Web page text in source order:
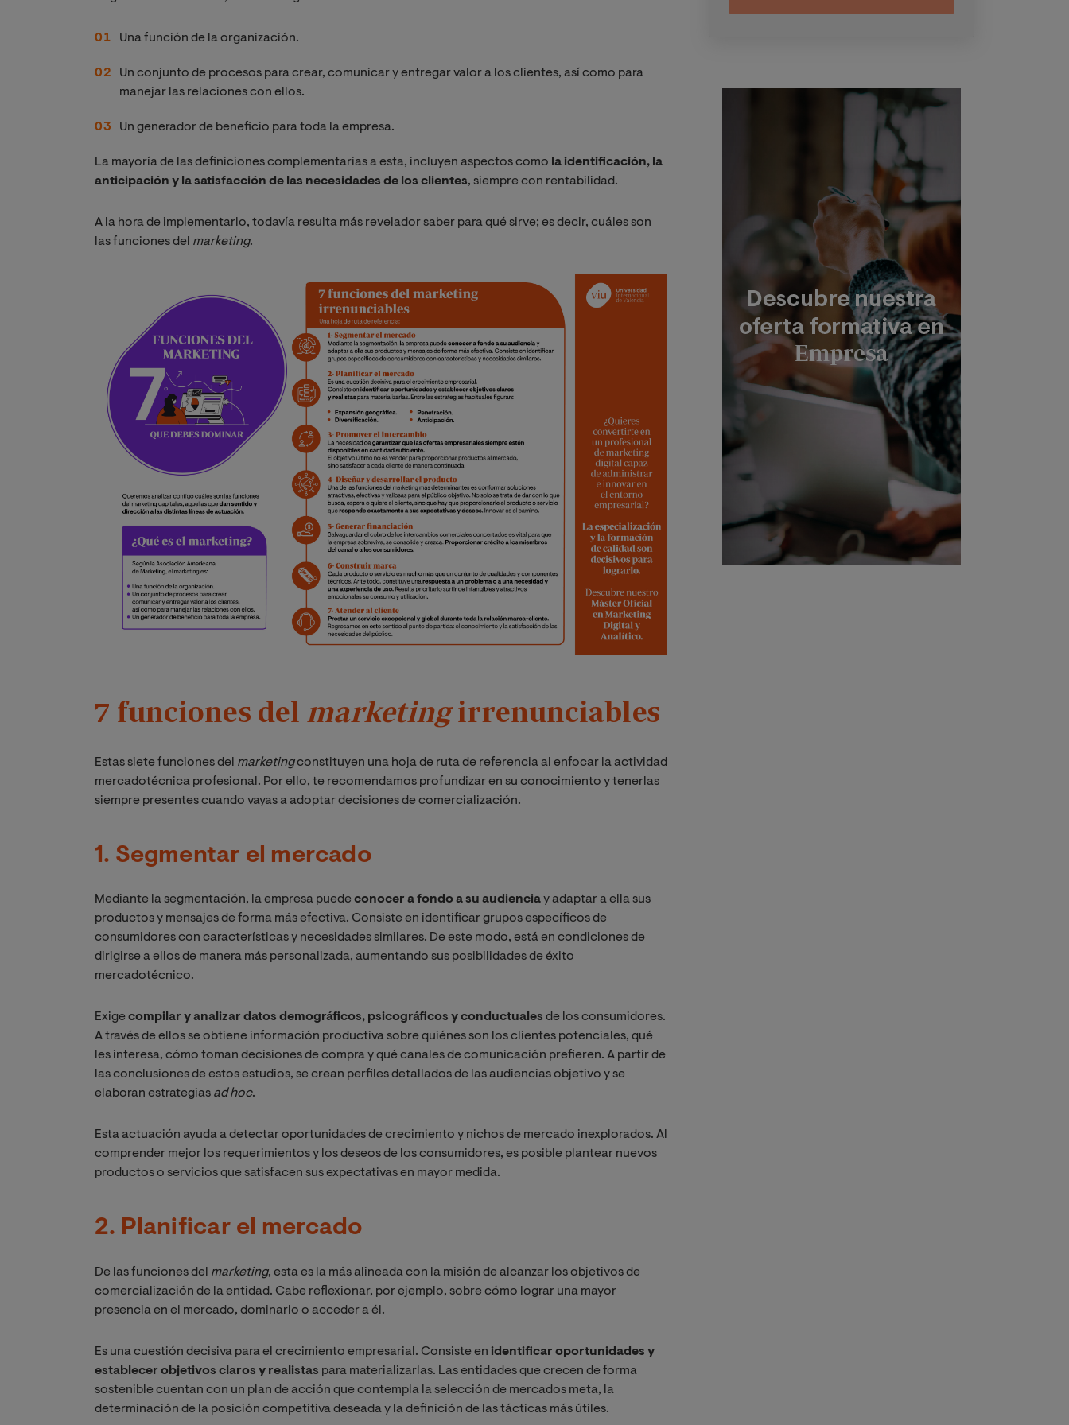
Una función de la organización.
Un conjunto de procesos para crear, comunicar y entregar valor a los clientes, así como para
manejar las relaciones con ellos.
Un generador de beneficio para toda la empresa.
La mayoría de las definiciones complementarias a esta, incluyen aspectos como la identificación, la
anticipación y la satisfacción de las necesidades de los clientes, siempre con rentabilidad.
A la hora de implementarlo, todavía resulta más revelador saber para qué sirve; es decir, cuáles son
las funciones del marketing.
7 funciones del marketingirrenunciables
Estas siete funciones del marketingconstituyen una hoja de ruta de referencia al enfocar la actividad
mercadotécnica profesional. Por ello, te recomendamos profundizar en su conocimiento y tenerlas
siempre presentes cuando vayas a adoptar decisiones de comercialización.
1. Segmentar el mercado
Mediante la segmentación, la empresa puedeconocer a fondo a su audienciay adaptar a ella sus
productos y mensajes de forma más efectiva. Consiste en identificar grupos específicos de
consumidores con características y necesidades similares. De este modo, está en condiciones de
dirigirse a ellos de manera más personalizada, aumentando sus posibilidades de éxito
mercadotécnico.
Exigecompilar y analizar datos demográficos, psicográficos y conductuales de los consumidores.
A través de ellos se obtiene información productiva sobre quiénes son los clientes potenciales, qué
les interesa, cómo toman decisiones de compra y qué canales de comunicación prefieren. A partir de
las conclusiones de estos estudios, se crean perfiles detallados de las audiencias objetivo y se
elaboran estrategias ad hoc.
Esta actuación ayuda a detectar oportunidades de crecimiento y nichos de mercado inexplorados. Al
comprender mejor los requerimientos y los deseos de los consumidores, es posible plantear nuevos
productos o servicios que satisfacen sus expectativas en mayor medida.
2. Planificar el mercado
De las funciones del marketing, esta es la más alineada con la misión de alcanzar los objetivos de
comercialización de la entidad. Cabe reflexionar, por ejemplo, sobre cómo lograr una mayor
presencia en el mercado, dominarlo o acceder a él.
Es una cuestión decisiva para el crecimiento empresarial. Consiste en identificar oportunidades y
establecer objetivos claros y realistas para materializarlas. Las entidades que crecen de forma
sostenible cuentan con un plan de acción que contempla la selección de mercados meta, la
determinación de la posición competitiva deseada y la definición de las tácticas más útiles.
electrónico) y por medios telefónicos, siendo
supresión, rectificación, oposición, limitación
y portabilidad, mediante carta a Universitat
Internacional Valenciana – Valencian
International University S.L. - Apartado de
Correos 221 de Barcelona, o remitiendo un
. Asimismo,
cuando lo considere oportuno podrá
presentar una reclamación ante la Agencia
Española de protección de datos.
Podrá ponerse en contacto con nuestro
Delegado de Protección de Datos mediante
dpo@planeta.es
Planeta, At.: Delegado de Protección de
Datos, Avda. Diagonal 662-664, 08034
Imagen